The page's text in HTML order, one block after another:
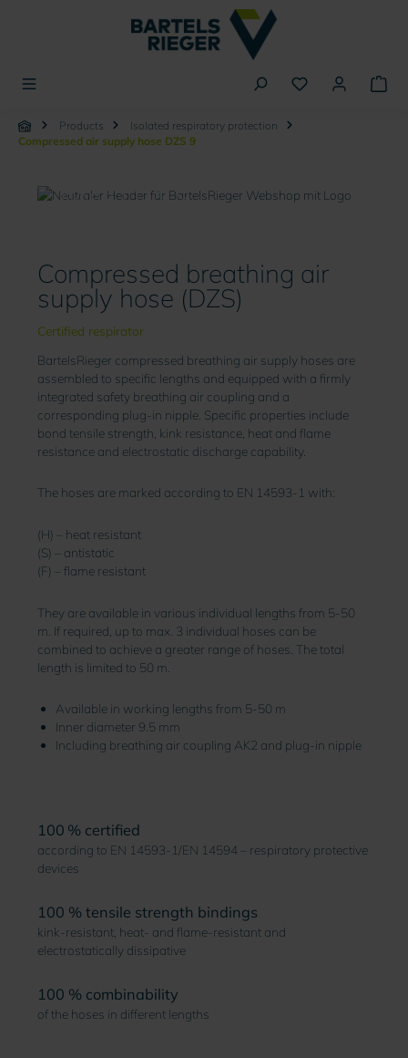
Products
Isolated respiratory protection
Compressed air supply hose DZS 9
hose DZS 9
Compressed breathing air
supply hose (DZS)
Certified respirator
BartelsRieger compressed breathing air supply hoses are
assembled to specific lengths and equipped with a firmly
integrated safety breathing air coupling and a
corresponding plug-in nipple. Specific properties include
bond tensile strength, kink resistance, heat and flame
resistance and electrostatic discharge capability.
The hoses are marked according to EN 14593-1 with:
(H) – heat resistant
(S) – antistatic
(F) – flame resistant
They are available in various individual lengths from 5-50
m. If required, up to max. 3 individual hoses can be
combined to achieve a greater range of hoses. The total
length is limited to 50 m.
Available in working lengths from 5-50 m
Inner diameter 9.5 mm
Including breathing air coupling AK2 and plug-in nipple
100 % certified
according to EN 14593-1/EN 14594 – respiratory protective
devices
100 % tensile strength bindings
kink-resistant, heat- and flame-resistant and
electrostatically dissipative
100 % combinability
of the hoses in different lengths